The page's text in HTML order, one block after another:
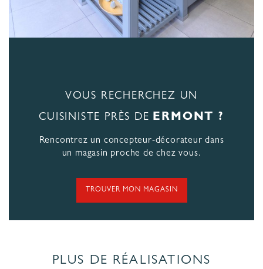
VOUS RECHERCHEZ UN
CUISINISTE PRÈS DE ERMONT ?
Rencontrez un concepteur-décorateur dans
un magasin proche de chez vous.
TROUVER MON MAGASIN
PLUS DE RÉALISATIONS